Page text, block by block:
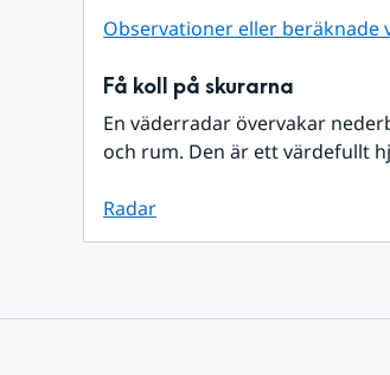
Observationer eller beräknade
Få koll på skurarna
En väderradar övervakar
och rum. Den är ett värdefullt
Radar